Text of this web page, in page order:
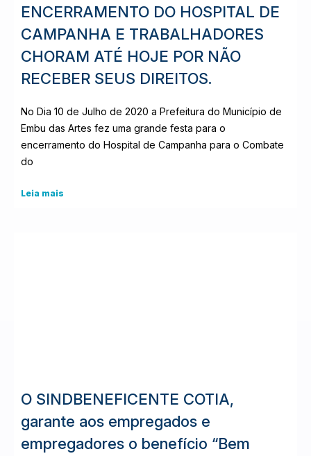
ENCERRAMENTO DO HOSPITAL DE
CAMPANHA E TRABALHADORES
CHORAM ATÉ HOJE POR NÃO
RECEBER SEUS DIREITOS.
No Dia 10 de Julho de 2020 a Prefeitura do Município de
Embu das Artes fez uma grande festa para o
encerramento do Hospital de Campanha para o Combate
do
Leia mais
O SINDBENEFICENTE COTIA,
garante aos empregados e
empregadores o benefício “Bem